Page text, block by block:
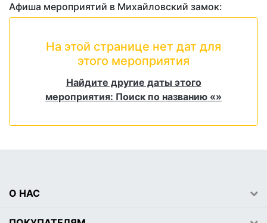
Афиша мероприятий в Михайловский замок:
На этой странице нет дат для
этого мероприятия
Найдите другие даты этого
мероприятия: Поиск по названию «»
О НАС